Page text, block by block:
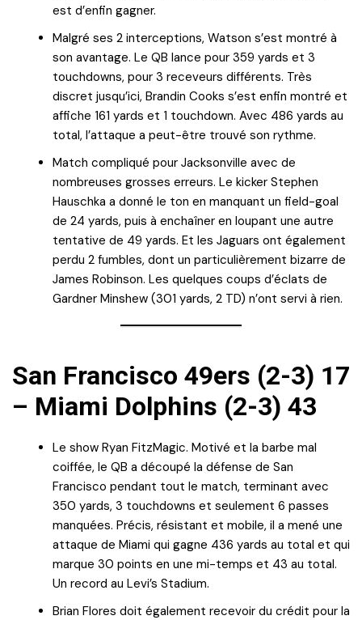
est d’enfin gagner.
Malgré ses 2 interceptions, Watson s’est montré à
son avantage. Le QB lance pour 359 yards et 3
touchdowns, pour 3 receveurs différents. Très
discret jusqu’ici, Brandin Cooks s’est enfin montré et
affiche 161 yards et 1 touchdown. Avec 486 yards au
total, l’attaque a peut-être trouvé son rythme.
Match compliqué pour Jacksonville avec de
nombreuses grosses erreurs. Le kicker Stephen
Hauschka a donné le ton en manquant un field-goal
de 24 yards, puis à enchaîner en loupant une autre
tentative de 49 yards. Et les Jaguars ont également
perdu 2 fumbles, dont un particulièrement bizarre de
James Robinson. Les quelques coups d’éclats de
Gardner Minshew (301 yards, 2 TD) n’ont servi à rien.
San Francisco 49ers (2-3) 17
– Miami Dolphins (2-3) 43
Le show Ryan FitzMagic. Motivé et la barbe mal
coiffée, le QB a découpé la défense de San
Francisco pendant tout le match, terminant avec
350 yards, 3 touchdowns et seulement 6 passes
manquées. Précis, résistant et mobile, il a mené une
attaque de Miami qui gagne 436 yards au total et qui
marque 30 points en une mi-temps et 43 au total.
Un record au Levi’s Stadium.
Brian Flores doit également recevoir du crédit pour la